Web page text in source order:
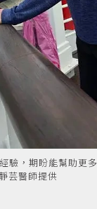
驗，期盼能幫助更
芸醫師提供